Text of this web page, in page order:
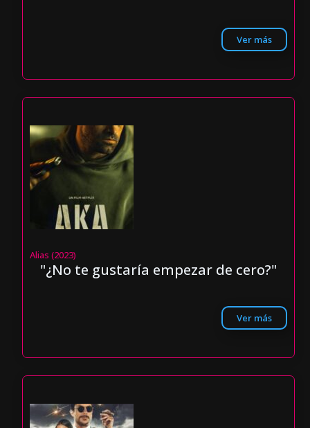
Ver más
Alias (2023)
"¿No te gustaría empezar de cero?"
Ver más